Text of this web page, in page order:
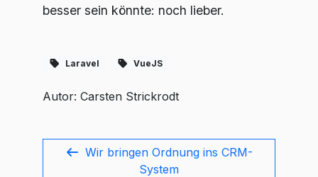
besser sein könnte: noch lieber.
Laravel VueJS
Autor: Carsten Strickrodt
Wir bringen Ordnung ins CRM-
System